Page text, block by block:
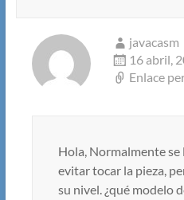
javacasm
16 abril,
Enlace
Hola, Normalmente
evitar tocar la pieza,
su nivel. ¿qué modelo